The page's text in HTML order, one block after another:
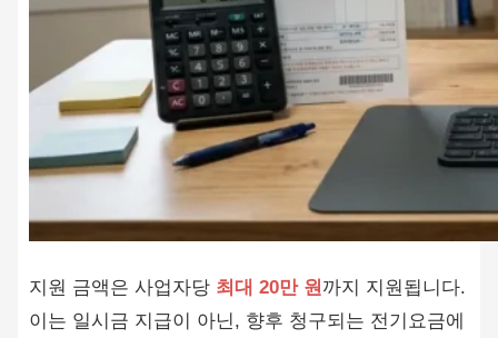
지원 금액은 사업자당 최대 20만 원 까지 지원됩니다.
이는 일시금 지급이 아닌, 향후 청구되는 전기요금에